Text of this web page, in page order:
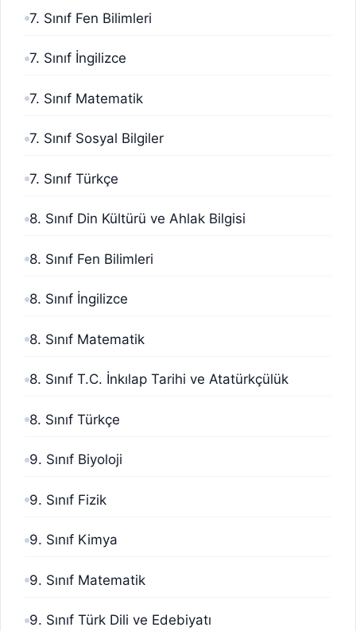
7. Sınıf Fen Bilimleri
7. Sınıf İngilizce
7. Sınıf Matematik
7. Sınıf Sosyal Bilgiler
7. Sınıf Türkçe
8. Sınıf Din Kültürü ve Ahlak Bilgisi
8. Sınıf Fen Bilimleri
8. Sınıf İngilizce
8. Sınıf Matematik
8. Sınıf T.C. İnkılap Tarihi ve Atatürkçülük
8. Sınıf Türkçe
9. Sınıf Biyoloji
9. Sınıf Fizik
9. Sınıf Kimya
9. Sınıf Matematik
9. Sınıf Türk Dili ve Edebiyatı